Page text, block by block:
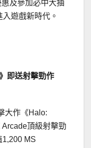
及參加必中大抽
遊戲新時代。
即送射擊勁作
大作《Halo:
頂級射擊勁
MS